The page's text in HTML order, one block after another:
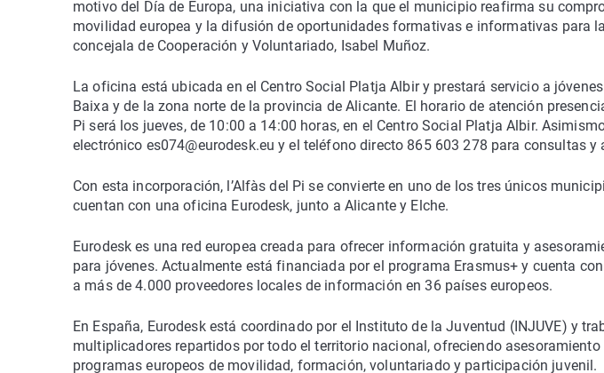
motivo del Día de Europa, una iniciativa con la que el municipio reafirma su
movilidad europea y la difusión de oportunidades formativas e informativas para
concejala de Cooperación y Voluntariado, Isabel Muñoz.
La oficina está ubicada en el Centro Social Platja Albir y prestará servicio a
Baixa y de la zona norte de la provincia de Alicante. El horario de atención
Pi será los jueves, de 10:00 a 14:00 horas, en el Centro Social Platja Albir.
electrónico es074@eurodesk.eu y el teléfono directo 865 603 278 para consultas y
Con esta incorporación, l’Alfàs del Pi se convierte en uno de los tres únicos
cuentan con una oficina Eurodesk, junto a Alicante y Elche.
Eurodesk es una red europea creada para ofrecer información gratuita y
para jóvenes. Actualmente está financiada por el programa Erasmus+ y cuenta
a más de 4.000 proveedores locales de información en 36 países europeos.
En España, Eurodesk está coordinado por el Instituto de la Juventud (INJUVE) y
multiplicadores repartidos por todo el territorio nacional, ofreciendo
programas europeos de movilidad, formación, voluntariado y participación juvenil.